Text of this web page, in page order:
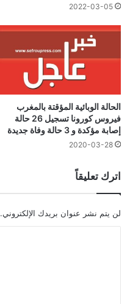
2022-03-05
الحالة الوبائية المؤقتة بالمغرب
فيروس كورونا تسجيل 26 حالة
إصابة مؤكدة و 3 حالة وفاة جديدة
2020-03-28
اترك تعليقاً
لن يتم نشر عنوان بريدك الإلكتروني.